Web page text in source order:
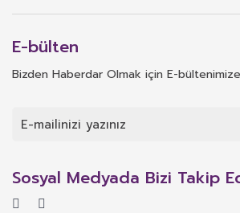
E-bülten
Bizden Haberdar Olmak için E-
Sosyal Medyada Bizi Takip